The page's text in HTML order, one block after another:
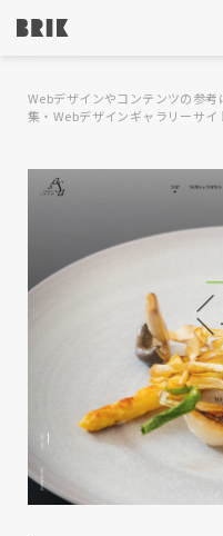
Webデザインやコンテンツの参
集・Webデザインギャラリーサイ